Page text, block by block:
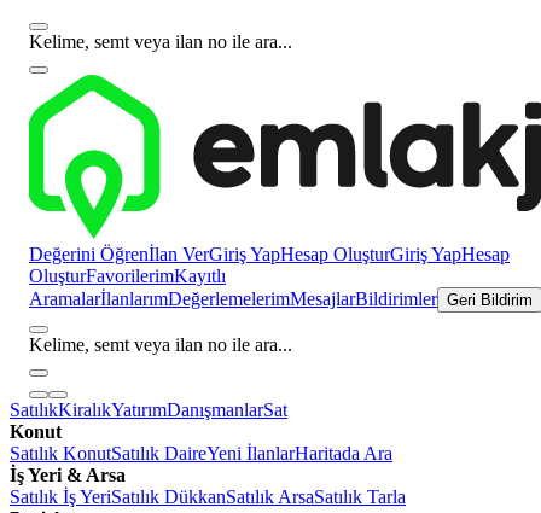
Kelime, semt veya ilan no ile ara...
Değerini Öğrenİlan VerGiriş YapHesap OluşturGiriş YapHesap
OluşturFavorilerimKayıtlı
AramalarİlanlarımDeğerlemelerimMesajlarBildirimler Geri Bildirim
Kelime, semt veya ilan no ile ara...
SatılıkKiralıkYatırımDanışmanlarSat
Konut
Satılık KonutSatılık DaireYeni İlanlarHaritada Ara
İş Yeri & Arsa
Satılık İş YeriSatılık DükkanSatılık ArsaSatılık Tarla